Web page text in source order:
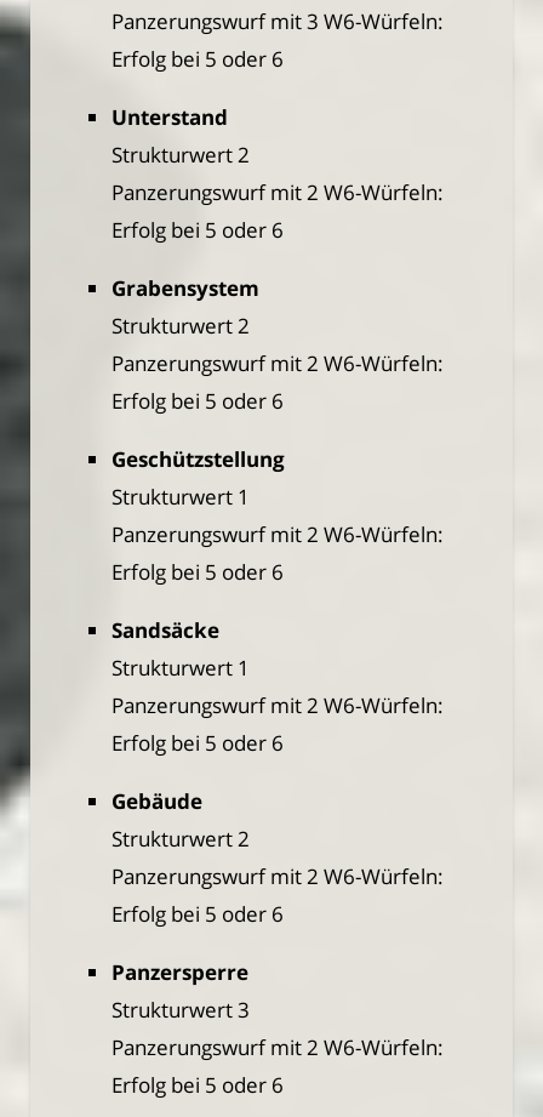
Panzerungswurf mit 3 W6-Würfeln:
Erfolg bei 5 oder 6
Unterstand
Strukturwert 2
Panzerungswurf mit 2 W6-Würfeln:
Erfolg bei 5 oder 6
Grabensystem
Strukturwert 2
Panzerungswurf mit 2 W6-Würfeln:
Erfolg bei 5 oder 6
Geschützstellung
Strukturwert 1
Panzerungswurf mit 2 W6-Würfeln:
Erfolg bei 5 oder 6
Sandsäcke
Strukturwert 1
Panzerungswurf mit 2 W6-Würfeln:
Erfolg bei 5 oder 6
Gebäude
Strukturwert 2
Panzerungswurf mit 2 W6-Würfeln:
Erfolg bei 5 oder 6
Panzersperre
Strukturwert 3
Panzerungswurf mit 2 W6-Würfeln:
Erfolg bei 5 oder 6